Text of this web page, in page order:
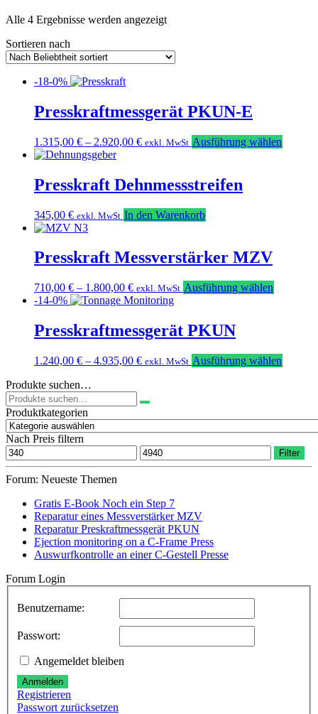
Alle 4 Ergebnisse werden angezeigtNach
Sortieren nach
-18-0%
Presskraftmessgerät PKUN-E
1.315,00 € – 2.920,00 € exkl. MwSt Ausführung wählen
Presskraft Dehnmessstreifen
345,00 € exkl. MwSt In den Warenkorb
Presskraft Messverstärker MZV
710,00 € – 1.800,00 € exkl. MwSt Ausführung wählen
Die
werden
-14-0%
Presskraftmessgerät PKUN
1.240,00 € – 4.935,00 € exkl. MwSt Ausführung wählen
auf.
Die
können
Produkte suchen…
Suchen
nach:
Produktkategorien
Nach Preis filtern
Min.
Preis
Max.
Preis
Filter
Forum: Neueste Themen
Gratis E-Book Noch ein Step 7
Reparatur eines Messverstärker MZV
Reparatur Preskraftmessgerät PKUN
Ejection monitoring on a C-Frame Press
Auswurfkontrolle an einer C-Gestell Presse
Forum Login
Benutzername:
Passwort:
Angemeldet bleiben
Anmelden
Registrieren
Passwort zurücksetzen